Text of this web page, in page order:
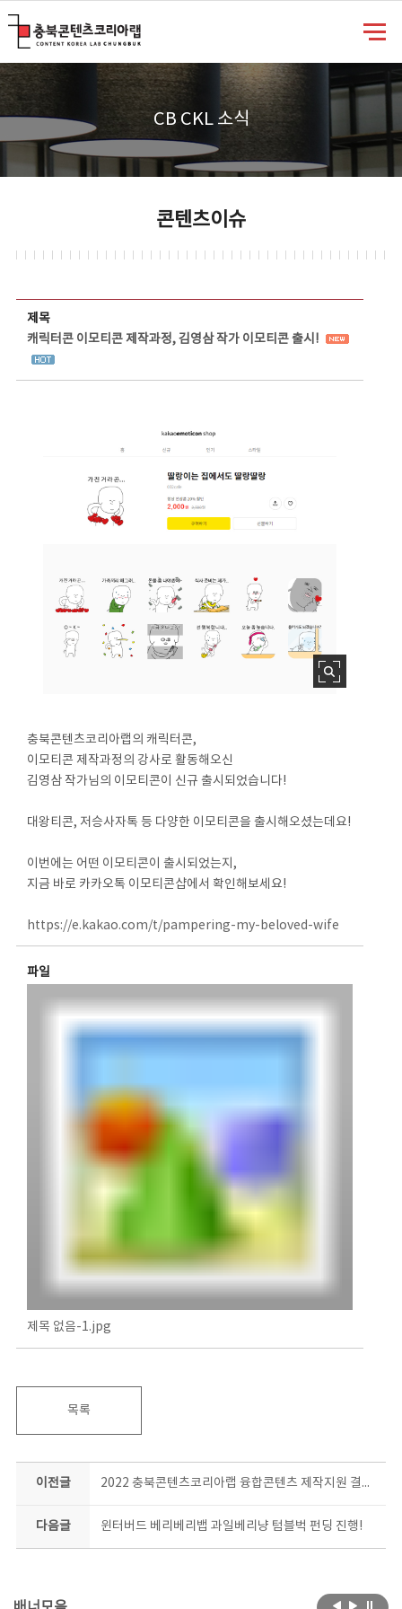
CB CKL 소식
콘텐츠이슈
제목
캐릭터콘 이모티콘 제작과정, 김영삼 작가 이모티콘 출시!
충북콘텐츠코리아랩의 캐릭터콘,
이모티콘 제작과정의 강사로 활동해오신
김영삼 작가님의 이모티콘이 신규 출시되었습니다!
대왕티콘, 저승사자톡 등 다양한 이모티콘을 출시해오셨는데요!
이번에는 어떤 이모티콘이 출시되었는지,
지금 바로 카카오톡 이모티콘샵에서 확인해보세요!
https://e.kakao.com/t/pampering-my-beloved-wife
파일
제목 없음-1.jpg
목록
이전글 2022 충북콘텐츠코리아랩 융합콘텐츠 제작지원 결과물 공개
다음글 윈터버드 베리베리뱁 과일베리냥 텀블벅 펀딩 진행!